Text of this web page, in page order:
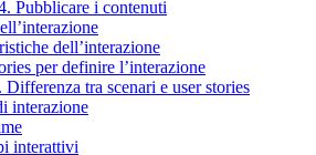
Pubblicare i contenuti
dell’interazione
per definire l’interazione
Differenza tra scenari e user stories
interazione
interattivi